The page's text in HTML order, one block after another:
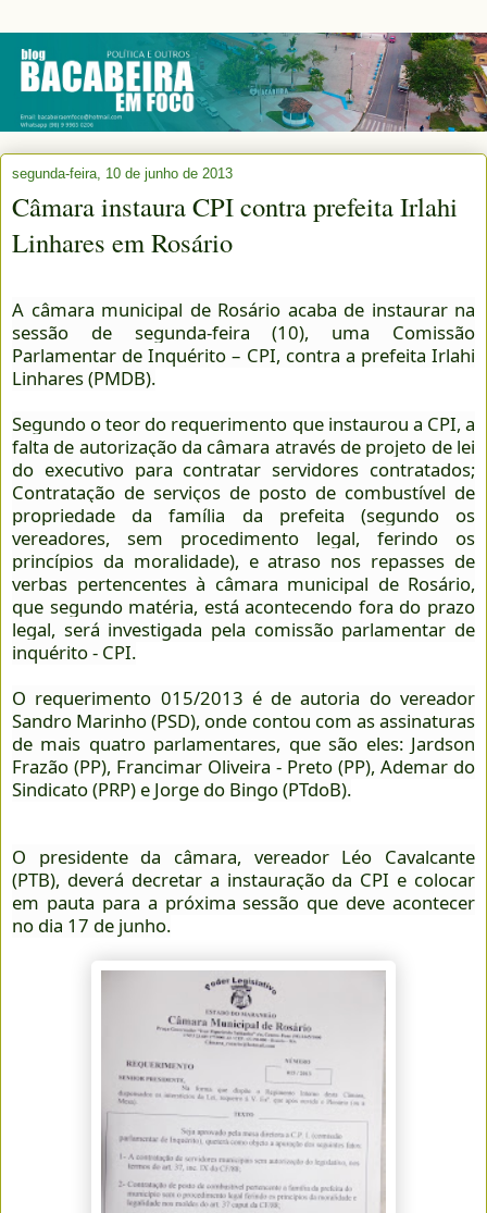
segunda-feira, 10 de junho de 2013
Câmara instaura CPI contra prefeita Irlahi
Linhares em Rosário
A câmara municipal de Rosário acaba de instaurar na
sessão de segunda-feira (10), uma Comissão
Parlamentar de Inquérito – CPI, contra a prefeita Irlahi
Linhares (PMDB).
Segundo o teor do requerimento que instaurou a CPI, a
falta de autorização da câmara através de projeto de lei
do executivo para contratar servidores contratados;
Contratação de serviços de posto de combustível de
propriedade da família da prefeita (segundo os
vereadores, sem procedimento legal, ferindo os
princípios da moralidade), e atraso nos repasses de
verbas pertencentes à câmara municipal de Rosário,
que segundo matéria, está acontecendo fora do prazo
legal, será investigada pela comissão parlamentar de
inquérito - CPI.
O requerimento 015/2013 é de autoria do vereador
Sandro Marinho (PSD), onde contou com as assinaturas
de mais quatro parlamentares, que são eles: Jardson
Frazão (PP), Francimar Oliveira - Preto (PP), Ademar do
Sindicato (PRP) e Jorge do Bingo (PTdoB).
O presidente da câmara, vereador Léo Cavalcante
(PTB), deverá decretar a instauração da CPI e colocar
em pauta para a próxima sessão que deve acontecer
no dia 17 de junho.